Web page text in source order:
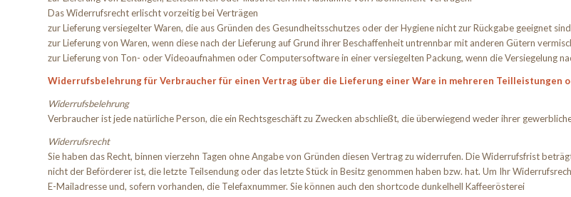
Das Widerrufsrecht erlischt vorzeitig bei Verträgen
zur Lieferung versiegelter Waren, die aus Gründen des Gesundheitsschutzes oder der Hygiene nicht zur Rückgabe geeignet
zur Lieferung von Waren, wenn diese nach der Lieferung auf Grund ihrer Beschaffenheit untrennbar mit anderen Gütern
zur Lieferung von Ton- oder Videoaufnahmen oder Computersoftware in einer versiegelten Packung, wenn die Versiegelung
Widerrufsbelehrung für Verbraucher für einen Vertrag über die Lieferung einer Ware in mehreren Teilleistungen
Widerrufsbelehrung
Verbraucher ist jede natürliche Person, die ein Rechtsgeschäft zu Zwecken abschließt, die überwiegend weder ihrer
Widerrufsrecht
Sie haben das Recht, binnen vierzehn Tagen ohne Angabe von Gründen diesen Vertrag zu widerrufen. Die Widerrufsfrist
nicht der Beförderer ist, die letzte Teilsendung oder das letzte Stück in Besitz genommen haben bzw. hat. Um Ihr
E-Mailadresse und, sofern vorhanden, die Telefaxnummer. Sie können auch den shortcode dunkelhell Kaffeerösterei